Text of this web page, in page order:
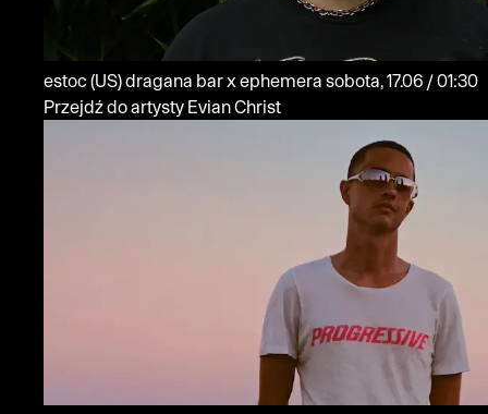
estoc (US)dragana bar x ephemera
sobota, 17.06 / 01:30
Przejdź do artysty Evian Christ